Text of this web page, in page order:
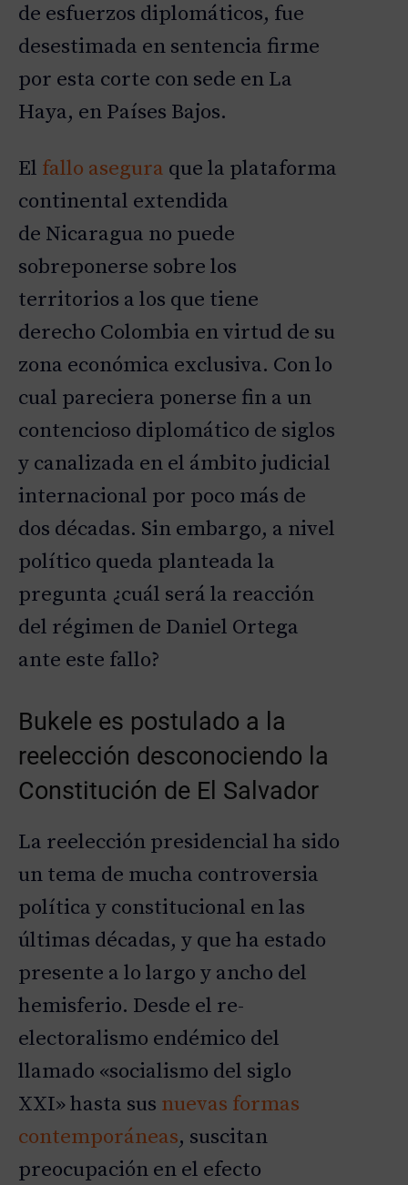
de esfuerzos diplomáticos, fue
desestimada en sentencia firme
por esta corte con sede en La
Haya, en Países Bajos.
El fallo asegura que la plataforma
continental extendida
de Nicaragua no puede
sobreponerse sobre los
territorios a los que tiene
derecho Colombia en virtud de su
zona económica exclusiva. Con lo
cual pareciera ponerse fin a un
contencioso diplomático de siglos
y canalizada en el ámbito judicial
internacional por poco más de
dos décadas. Sin embargo, a nivel
político queda planteada la
pregunta ¿cuál será la reacción
del régimen de Daniel Ortega
ante este fallo?
Bukele es postulado a la
reelección desconociendo la
Constitución de El Salvador
La reelección presidencial ha sido
un tema de mucha controversia
política y constitucional en las
últimas décadas, y que ha estado
presente a lo largo y ancho del
hemisferio. Desde el re-
electoralismo endémico del
llamado «socialismo del siglo
XXI» hasta sus nuevas formas
contemporáneas, suscitan
preocupación en el efecto